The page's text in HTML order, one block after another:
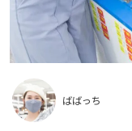
ばばっち